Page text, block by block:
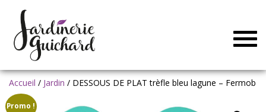
Accueil / Jardin / DESSOUS DE PLAT trèfle bleu lagune – Fermob
Promo !